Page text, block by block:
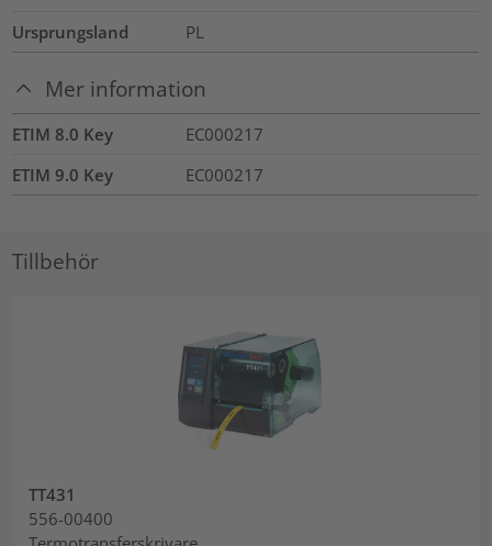
Ursprungsland
PL
Mer information
ETIM 8.0 Key
EC000217
ETIM 9.0 Key
EC000217
Tillbehör
TT431
556-00400